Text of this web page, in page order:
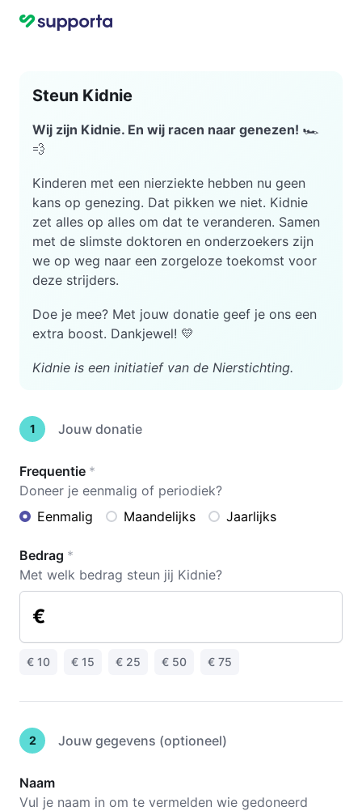
Steun Kidnie
Wij zijn Kidnie. En wij racen naar genezen! 🏎
💨
Kinderen met een nierziekte hebben nu geen
kans op genezing. Dat pikken we niet. Kidnie
zet alles op alles om dat te veranderen. Samen
met de slimste doktoren en onderzoekers zijn
we op weg naar een zorgeloze toekomst voor
deze strijders.
Doe je mee? Met jouw donatie geef je ons een
extra boost. Dankjewel! 💛
Kidnie is een initiatief van de Nierstichting.
1 Jouw donatie
Frequentie *
Doneer je eenmalig of periodiek?
Eenmalig
Maandelijks Jaarlijks
Bedrag *
Met welk bedrag steun jij Kidnie?
€
€ 10 € 15 € 25 € 50 € 75
2 Jouw gegevens (optioneel)
Naam
Vul je naam in om te vermelden wie gedoneerd